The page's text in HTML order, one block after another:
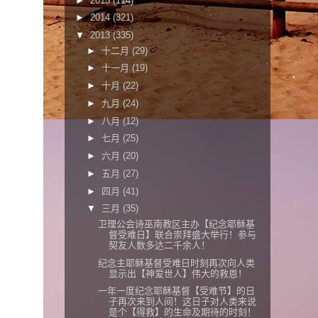
►2014 (321)
▼2013(335)
► 十二月 (29)
► 十一月 (19)
► 十月 (22)
► 九月 (24)
►八月(12)
► 七月 (25)
► 六月 (20)
► 五月 (27)
► 四月 (41)
▼ 三月 (35)
卫理公会诗巫南教区主办【纪念耶稣基
督受难日】联合崇拜盛大举行！参与
契友人数多达二千余人！
纪念主耶稣基督受难日时刻再次向人类
显示出【神爱世人】伟大的救恩！
一年一度纪念耶稣基督【受难节】的日
子再次来到人间！这日子对人类来说
是个【得救】的生命及期待的时刻！